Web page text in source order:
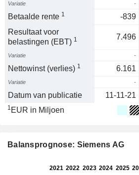
Variatie -
Betaalde rente 1 -839
Resultaat voor
belastingen (EBT) 1 7.496
Variatie -
Nettowinst (verlies) 1 6.161
Variatie -
Datum van publicatie 11-11-21
1 EUR in Miljoen
Balansprognose: Siemens AG